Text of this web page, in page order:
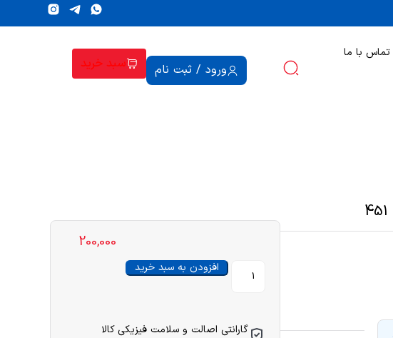
تماس با ما
ورود / ثبت نام سبد خرید
200,000
افزودن به سبد خرید
گارانتی اصالت و سلامت فیزیکی کالا